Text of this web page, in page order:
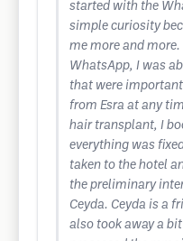
started with the
simple curiosity
me more and more.
WhatsApp, I was
that were
from Esra at any
hair transplant, I
everything was
taken to the hotel
the preliminary
Ceyda. Ceyda is a
also took away a